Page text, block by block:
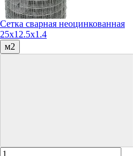
Сетка сварная неоцинкованная
25х12.5х1.4
м2